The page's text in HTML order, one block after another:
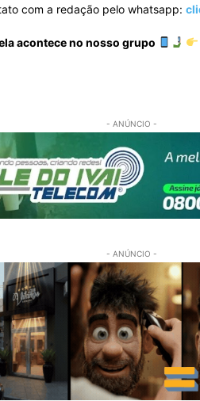
com a redação pelo whatsapp:
acontece no nosso grupo
- ANÚNCIO -
- ANÚNCIO -